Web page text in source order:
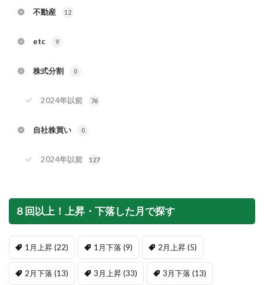
不動産 12
etc 9
株式分割 0
2024年以前 76
自社株買い 0
2024年以前 127
８回以上！上昇・下落した月で探す
1月上昇(22) 1月下落 (9) 2月上昇(5)
2月下落 (13) 3月上昇(33) 3月下落 (13)